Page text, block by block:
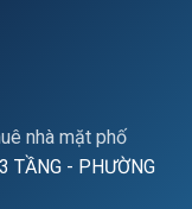
nhà mặt phố
TẦNG - PHƯỜNG